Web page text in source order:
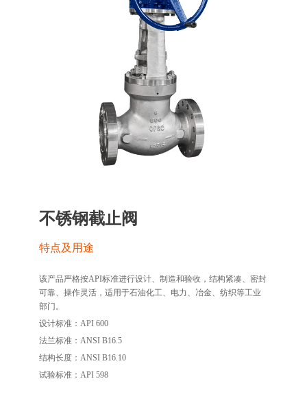
不锈钢截止阀
特点及用途
该产品严格按API标准进行设计、制造和验收，结构紧凑、密封
可靠、操作灵活，适用于石油化工、电力、冶金、纺织等工业
部门。
设计标准：API 600
法兰标准：ANSI B16.5
结构长度：ANSI B16.10
试验标准：API 598